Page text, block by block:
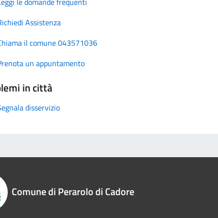
Assistenza
il comune 043571036
un appuntamento
in città
disservizio
Comune di Perarolo di Cadore